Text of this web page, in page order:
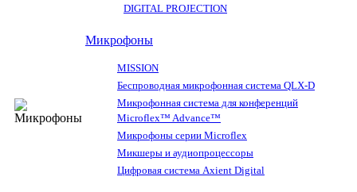
DIGITAL PROJECTION
Микрофоны
MISSION
Беспроводная микрофонная система QLX-D
Микрофонная система для конференций
Microflex™ Advance™
Микрофоны серии Microflex
Микшеры и аудиопроцессоры
Цифровая система Axient Digital